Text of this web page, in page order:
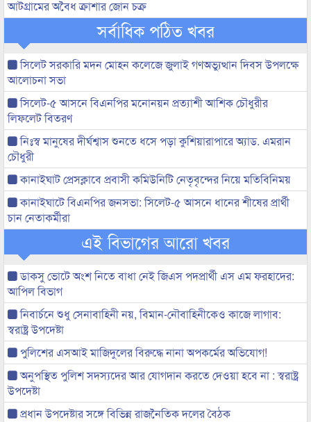
আটগ্রামের অবৈধ ক্রাশার জোন চক্র
সর্বাধিক পঠিত খবর
সিলেট সরকারি মদন মোহন কলেজে জুলাই গণঅভ্যুত্থান দিবস উপলক্ষে
আলোচনা সভা
সিলেট-৫ আসনে বিএনপির মনোনয়ন প্রত্যাশী আশিক চৌধুরীর
লিফলেট বিতরণ
নিঃস্ব মানুষের দীর্ঘশ্বাস শুনতে ধসে পড়া কুশিয়ারাপারে অ্যাড. এমরান
চৌধুরী
কানাইঘাট প্রেসক্লাবে প্রবাসী কমিউনিটি নেতৃবৃন্দের নিয়ে মতিবিনিময়
কানাইঘাটে বিএনপির জনসভা: সিলেট-৫ আসনে ধানের শীষের প্রার্থী
চান নেতাকর্মীরা
এই বিভাগের আরো খবর
ডাকসু ভোটে অংশ নিতে বাধা নেই জিএস পদপ্রার্থী এস এম ফরহাদের:
আপিল বিভাগ
নিবার্চনে শুধু সেনাবাহিনী নয়, বিমান-নৌবাহিনীকেও কাজে লাগাব:
স্বরাষ্ট্র উপদেষ্টা
পুলিশের এসআই মাজিদুলের বিরুদ্ধে নানা অপকর্মের অভিযোগ!
অনুপস্থিত পুলিশ সদস্যদের আর যোগদান করতে দেওয়া হবে না : স্বরাষ্ট্র
উপদেষ্টা
প্রধান উপদেষ্টার সঙ্গে বিভিন্ন রাজনৈতিক দলের বৈঠক